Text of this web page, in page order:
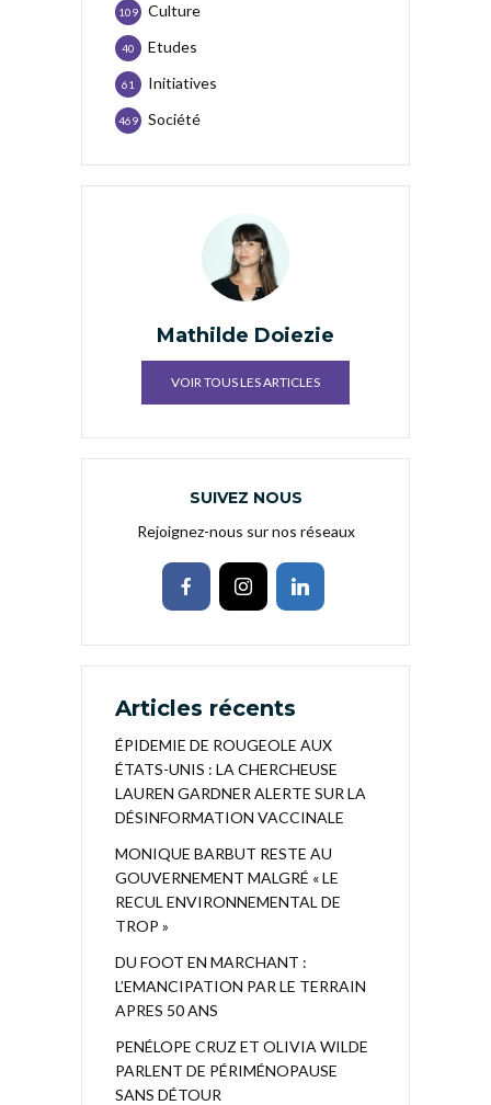
Culture
109
Etudes
40
Initiatives
61
Société
469
Mathilde Doiezie
VOIR TOUS LES ARTICLES
SUIVEZ NOUS
Rejoignez-nous sur nos réseaux
Articles récents
ÉPIDEMIE DE ROUGEOLE AUX
ÉTATS-UNIS : LA CHERCHEUSE
LAUREN GARDNER ALERTE SUR LA
DÉSINFORMATION VACCINALE
MONIQUE BARBUT RESTE AU
GOUVERNEMENT MALGRÉ « LE
RECUL ENVIRONNEMENTAL DE
TROP »
DU FOOT EN MARCHANT :
L’EMANCIPATION PAR LE TERRAIN
APRES 50 ANS
PENÉLOPE CRUZ ET OLIVIA WILDE
PARLENT DE PÉRIMÉNOPAUSE
SANS DÉTOUR